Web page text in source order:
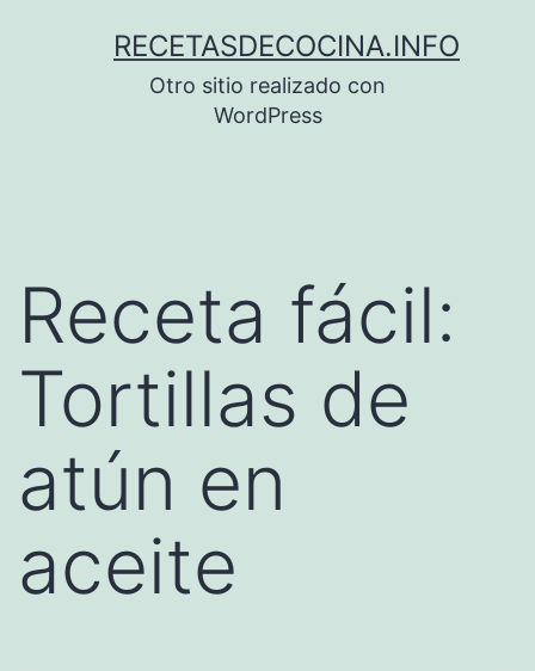
RECETASDECOCINA.INFO
Otro sitio realizado con
WordPress
Receta fácil:
Tortillas de
atún en
aceite